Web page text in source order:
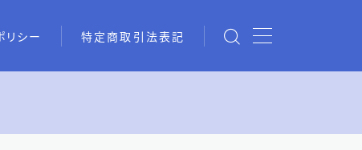
リシー 特定商取引法表記
の情報を活用した借入術まと